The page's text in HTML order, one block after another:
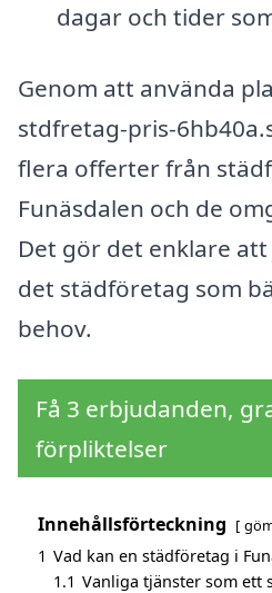
dagar och tider
Genom att använda
stdfretag-pris-
flera offerter från
Funäsdalen och de
Det gör det enklare
det städföretag som
behov.
Få 3 erbjudanden,
förpliktelser
Innehållsförteckning
1 Vad kan en städföretag i
1.1 Vanliga tjänster som ett